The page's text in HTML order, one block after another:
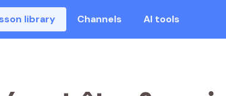
library Channels AI tools